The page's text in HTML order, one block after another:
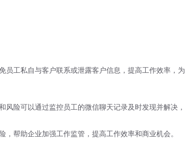
员工私自与客户联系或泄露客户信息，提高工作效率，为
险可以通过监控员工的微信聊天记录及时发现并解决，
帮助企业加强工作监管，提高工作效率和商业机会。